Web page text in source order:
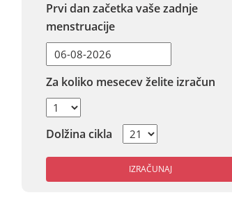
Prvi dan začetka vaše zadnje
menstruacije
Za koliko mesecev želite izračun
Dolžina cikla
IZRAČUNAJ